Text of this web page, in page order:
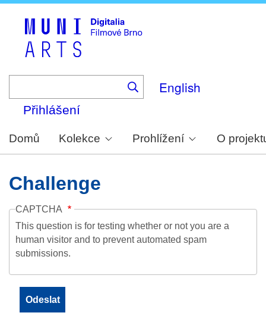
English
Přihlášení
Domů Kolekce Prohlížení O
Challenge
CAPTCHA
This question is for testing whether or not you are a
human visitor and to prevent automated spam
submissions.